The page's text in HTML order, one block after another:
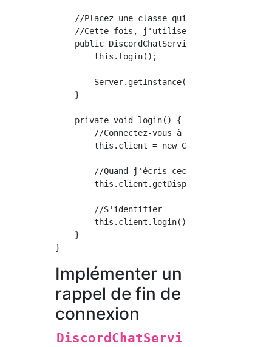
//Placez une classe qui hérite de
//Cette fois, j'utilise MyPlugin comme
public DiscordChatService(MyPlugin
        this.login();
    }
    private void login() {
//Connectez-vous à l'aide du jeton
this.client = new
//Quand j'écris
        //S'identifier
        this.client.login();
    }
Implémenter un
rappel de fin de
connexion
DiscordChatServi